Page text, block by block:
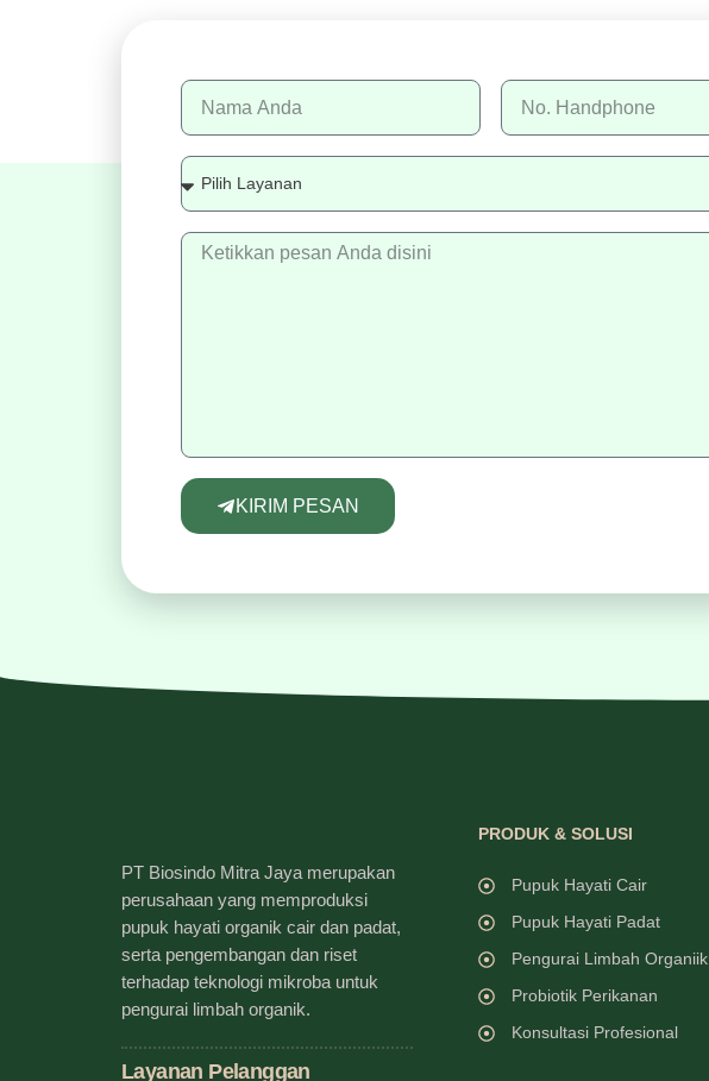
KIRIM PESAN
PT Biosindo Mitra Jaya merupakan
perusahaan yang memproduksi
pupuk hayati organik cair dan padat,
serta pengembangan dan riset
terhadap teknologi mikroba untuk
pengurai limbah organik.
Layanan Pelanggan
PRODUK & SOLUSI
Pupuk Hayati Cair
Pupuk Hayati Padat
Pengurai Limbah Organiik
Probiotik Perikanan
Konsultasi Profesional